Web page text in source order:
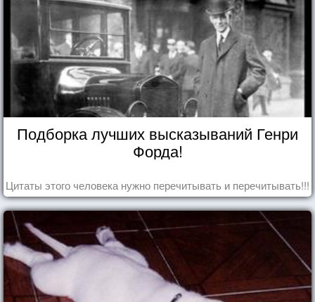
Подборка лучших высказываний Генри
Форда!
Цитаты этого человека нужно перечитывать и перечитывать!!!